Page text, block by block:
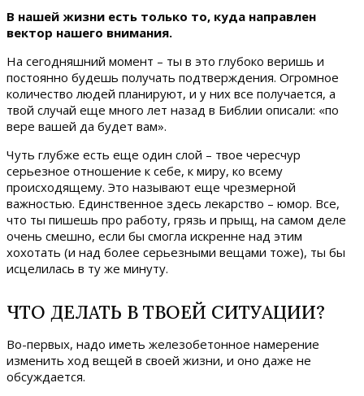
В нашей жизни есть только то, куда направлен
вектор нашего внимания.
На сегодняшний момент – ты в это глубоко веришь и
постоянно будешь получать подтверждения. Огромное
количество людей планируют, и у них все получается, а
твой случай еще много лет назад в Библии описали: «по
вере вашей да будет вам».
Чуть глубже есть еще один слой – твое чересчур
серьезное отношение к себе, к миру, ко всему
происходящему. Это называют еще чрезмерной
важностью. Единственное здесь лекарство – юмор. Все,
что ты пишешь про работу, грязь и прыщ, на самом деле
очень смешно, если бы смогла искренне над этим
хохотать (и над более серьезными вещами тоже), ты бы
исцелилась в ту же минуту.
ЧТО ДЕЛАТЬ В ТВОЕЙ СИТУАЦИИ?
Во-первых, надо иметь железобетонное намерение
изменить ход вещей в своей жизни, и оно даже не
обсуждается.